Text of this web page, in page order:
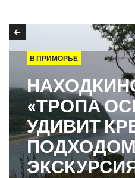
В ПРИМОРЬЕ
«ТРОПА
УДИВИТ